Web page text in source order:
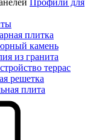
Профили для
плитка
камень
из гранита
террас
решетка
плита